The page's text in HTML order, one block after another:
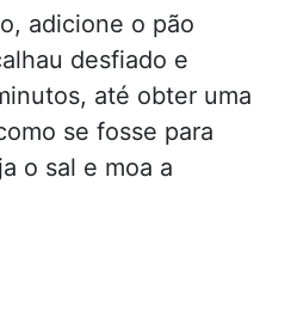
adicione o pão
desfiado e
até obter uma
se fosse para
o sal e moa a